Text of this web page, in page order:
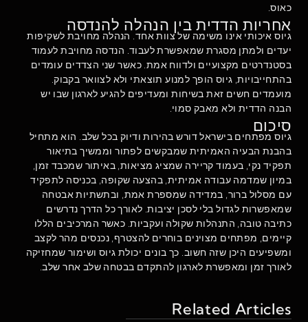
כאוס.
אחריות הדדית בין הנהלה להנדסה
גיוס איכותי אינו משימה של צוות אחד. הנהלה מחויבת לשקיפות
יעדים ולמתן מסגרת שמאפשרת לעבוד. הנדסה מחויבת לעמוד
בסטנדרטים מקצועיים ולדווח אמת. כאשר שני הצדדים עומדים
בהתחייבויות, גיוס הופך למנוע תוצאתי ולא לצוואר בקבוק.
מועמדים חשים זאת בשיחות ומעדיפים להגיע לארגון שבו יש
הבנה הדדית ולא מאבק סמוי.
סיכום
גיוס מפתחים בישראל דורש בהירות ודיוק בכל שלב. הוא מתחיל
בהבנת הבעיה האמיתית שמבקשים לפתור וממשיך בתיאור
תפקיד נקי, בעמוד קריירה שמציג מציאות, באיתור שמכבד זמן,
במיון שמדמה עבודה אמיתית, בהצעה שקופה, בכניסה לתפקיד
עם מסלול ברור, במדידה שמספרת אמת, ובתשתיות אבטחה
שמאפשרות לגדול בלי לסכן יציבות. לאורך כל הדרך נדרשים
כתיבה טובה, התנהלות שקולה ועקביות. כאשר המרכיבים הללו
קיימים, מפתחים מצוינים בוחרים להצטרף, נכנסים מהר לקצב
ומשפיעים היכן שזה חשוב. כך בונים יכולת גיוס ושימור שמחזיקה
לאורך זמן ומאפשרת לארגון להתקדם בבטחה שלב אחר שלב.
Related Articles